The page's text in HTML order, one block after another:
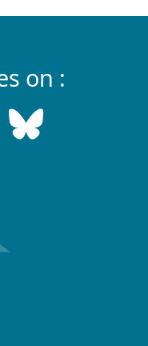
on :